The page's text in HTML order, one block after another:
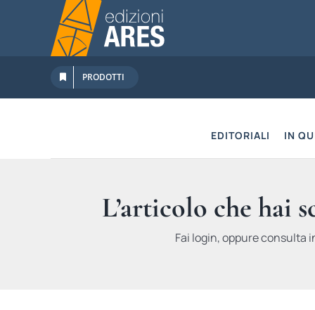
contenuto
PRODOTTI
EDITORIALI IN
L’articolo che hai
Fai login, oppure consulta